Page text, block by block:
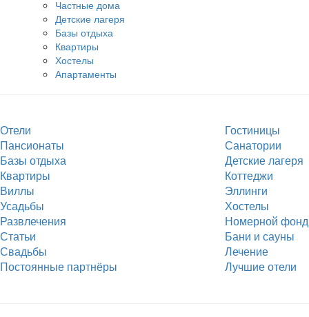
Частные дома
Детские лагеря
Базы отдыха
Квартиры
Хостелы
Апартаменты
Отели
Гостиницы
Пансионаты
Санатории
Базы отдыха
Детские лагеря
Квартиры
Коттеджи
Виллы
Эллинги
Усадьбы
Хостелы
Развлечения
Номерной фонд
Статьи
Бани и сауны
Свадьбы
Лечение
Постоянные партнёры
Лучшие отели